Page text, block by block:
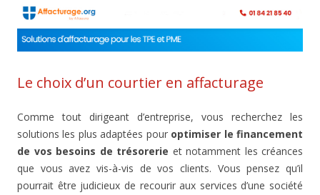
Le choix d’un courtier en affacturage
Comme tout dirigeant d’entreprise, vous recherchez les
solutions les plus adaptées pour optimiser le financement
de vos besoins de trésorerie et notamment les créances
que vous avez vis-à-vis de vos clients. Vous pensez qu’il
pourrait être judicieux de recourir aux services d’une société